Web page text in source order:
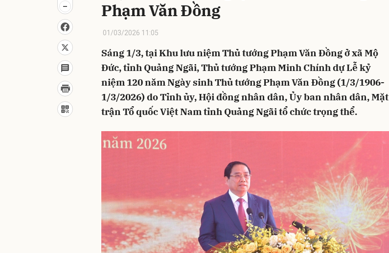
Phạm Văn Đồng
01/03/2026 11:05
Sáng 1/3, tại Khu lưu niệm Thủ tướng Phạm Văn Đồng ở xã Mộ
Đức, tỉnh Quảng Ngãi, Thủ tướng Phạm Minh Chính dự Lễ kỷ
niệm 120 năm Ngày sinh Thủ tướng Phạm Văn Đồng (1/3/1906-
1/3/2026) do Tỉnh ủy, Hội đồng nhân dân, Ủy ban nhân dân, Mặt
trận Tổ quốc Việt Nam tỉnh Quảng Ngãi tổ chức trọng thể.